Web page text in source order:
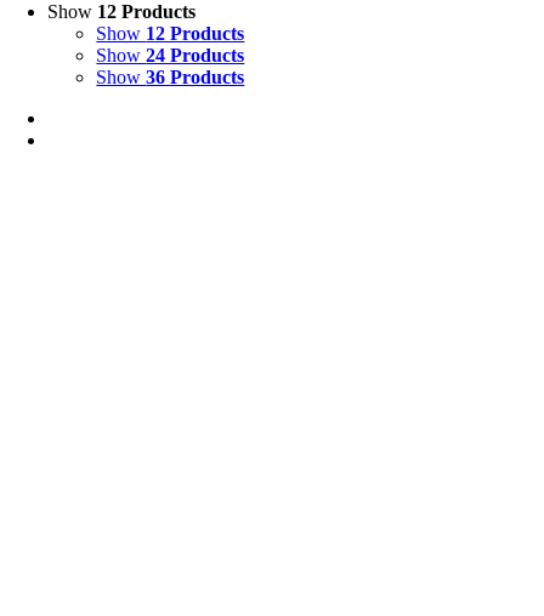
Show 12 Products
Show 12 Products
Show24 Products
Show36 Products